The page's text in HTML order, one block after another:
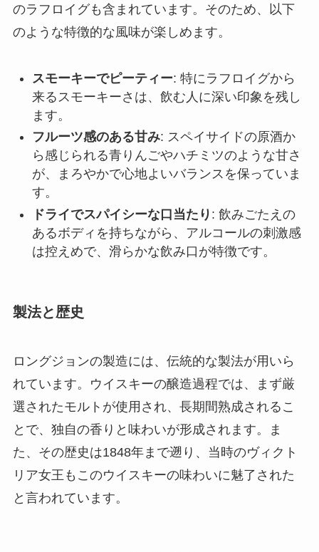
のラフロイグも含まれています。そのため、以下
のような特徴的な風味が楽しめます。
スモーキーでピーティー: 特にラフロイグから
来るスモーキーさは、飲む人に深い印象を残し
ます。
フルーツ感のある甘み: スペイサイドの原酒か
ら感じられる青りんごやハチミツのような甘さ
が、まろやかで心地よいバランスを保っていま
す。
ドライでスパイシーな口当たり : 飲みごたえの
あるボディを持ちながら、アルコールの刺激感
は控えめで、滑らかな飲み口が特徴です。
製法と歴史
ロングジョンの製造には、伝統的な製法が用いら
れています。ウイスキーの醸造過程では、まず厳
選されたモルトが使用され、長期間熟成されるこ
とで、独自の香りと味わいが形成されます。ま
た、その歴史は1848年まで遡り、当時のヴィクト
リア女王もこのウイスキーの味わいに魅了された
と言われています。